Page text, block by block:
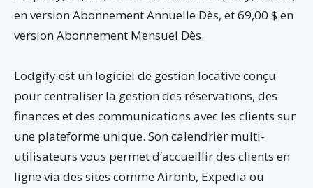
en version Abonnement Annuelle Dès, et 69,00 $ en
version Abonnement Mensuel Dès.
Lodgify est un logiciel de gestion locative conçu
pour centraliser la gestion des réservations, des
finances et des communications avec les clients sur
une plateforme unique. Son calendrier multi-
utilisateurs vous permet d’accueillir des clients en
ligne via des sites comme Airbnb, Expedia ou